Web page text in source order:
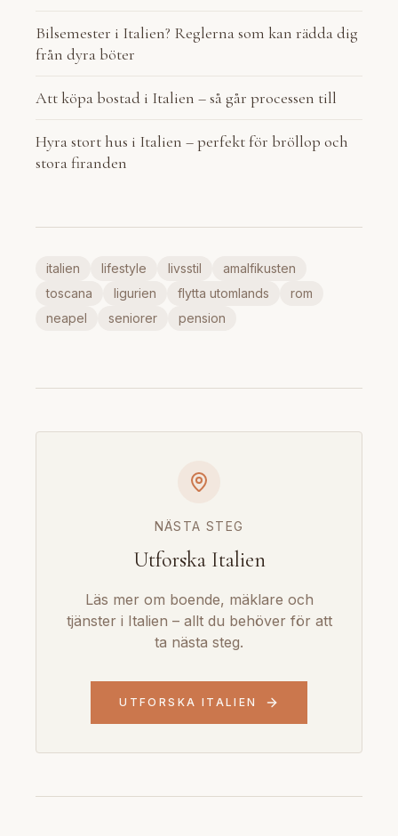
Bilsemester i Italien? Reglerna som kan rädda dig
från dyra böter
Att köpa bostad i Italien – så går processen till
Hyra stort hus i Italien – perfekt för bröllop och
stora firanden
italien lifestyle livsstil
amalfikusten
toscana
ligurien flytta utomlands
rom
neapel
seniorer pension
NÄSTA STEG
Utforska Italien
Läs mer om boende, mäklare och
tjänster i Italien – allt du behöver för att
ta nästa steg.
UTFORSKA ITALIEN